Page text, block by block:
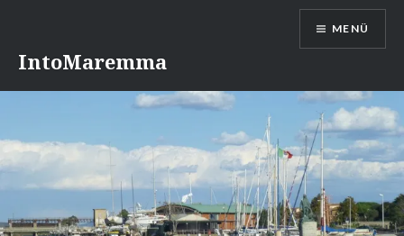
InhaltIntoMaremma
MENÜ